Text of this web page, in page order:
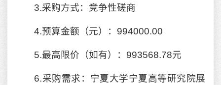
3.采购方式：竞争性磋商
4.预算金额（元）：994000.00
5.最高限价（如有）：993568.78元
6.采购需求：宁夏大学宁夏高等研究院展